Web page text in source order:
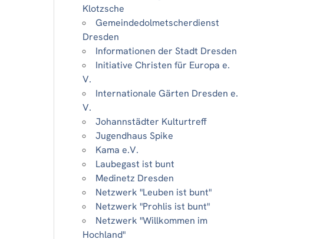
Klotzsche
Gemeindedolmetscherdienst
Dresden
Informationen der Stadt Dresden
Initiative Christen für Europa e.
V.
Internationale Gärten Dresden e.
V.
Johannstädter Kulturtreff
Jugendhaus Spike
Kama e.V.
Laubegast ist bunt
Medinetz Dresden
Netzwerk "Leuben ist bunt"
Netzwerk "Prohlis ist bunt"
Netzwerk "Willkommen im
Hochland"